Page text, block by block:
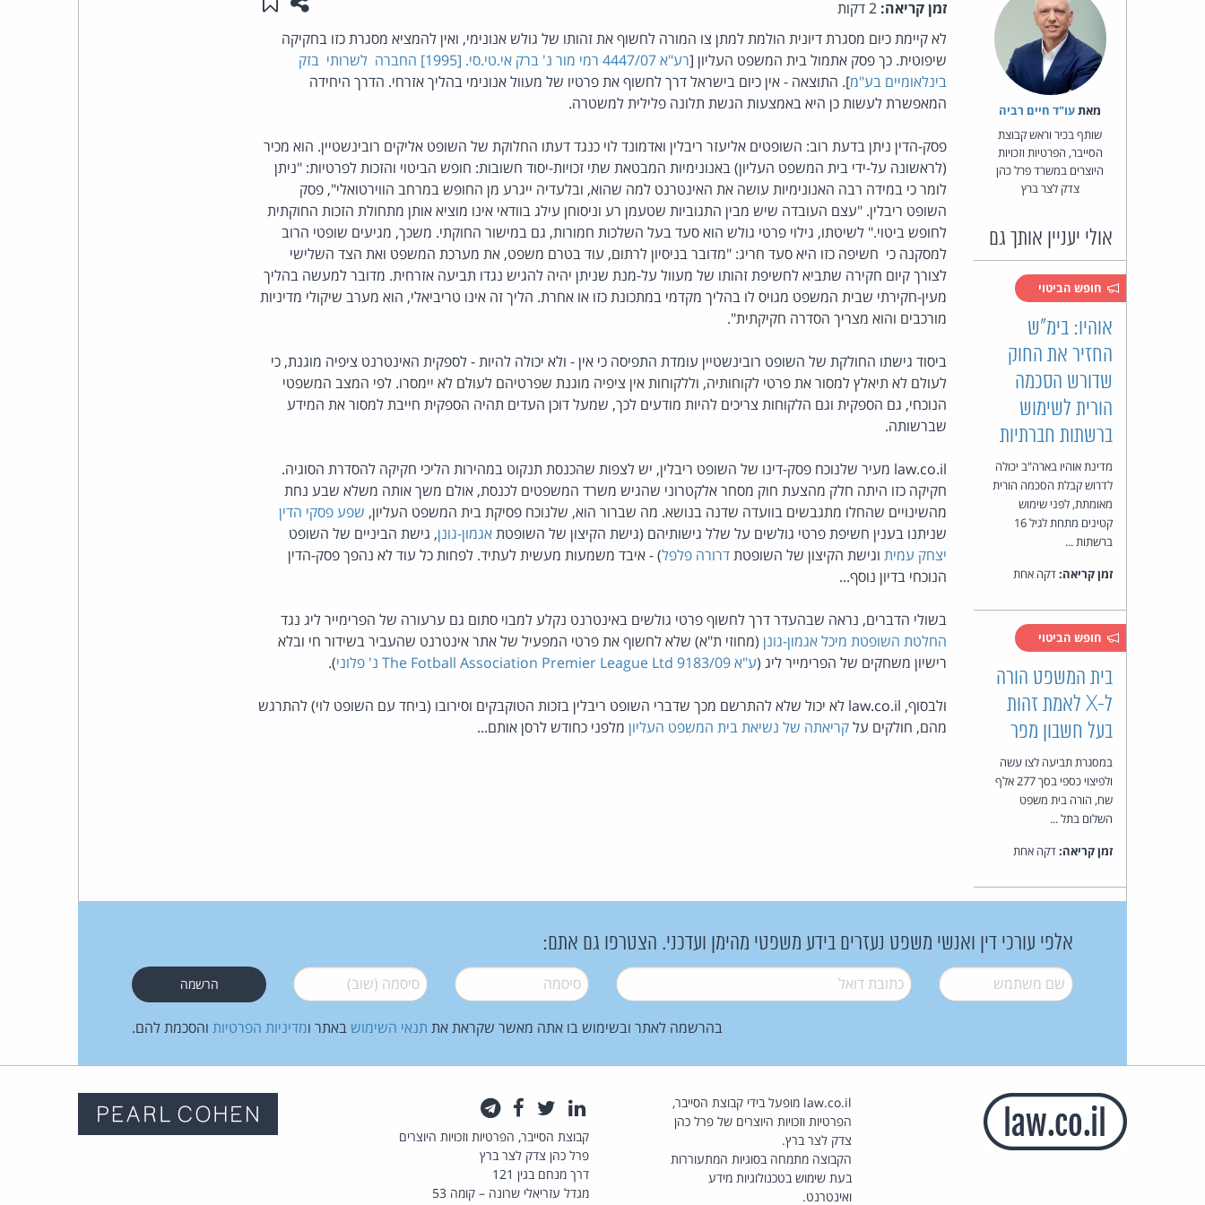
מאת‏עו"ד חיים רביה
שותף בכיר וראש קבוצת
הסייבר, הפרטיות וזכויות
היוצרים במשרד פרל כהן
צדק לצר ברץ
אולי יעניין אותך גם
חופש הביטוי
אוהיו: בימ"ש
החזיר את החוק
שדורש הסכמה
הורית לשימוש
ברשתות חברתיות
מדינת אוהיו בארה"ב יכולה
לדרוש קבלת הסכמה הורית
מאומתת, לפני שימוש
קטינים מתחת לגיל 16
ברשתות ...
זמן קריאה:דקה אחת
חופש הביטוי
בית המשפט הורה
ל-X לאמת זהות
בעל חשבון מפר
במסגרת תביעה לצו עשה
ולפיצוי כספי בסך 277 אלף
שח, הורה בית משפט
השלום בתל ...
זמן קריאה:דקה אחת
זמן קריאה:
לא קיימת כיום מסגרת דיונית הולמת למתן צו המורה לחשוף את זהותו של גולש אנונימי, ואין להמציא מסגרת כזו בחקיקה
שיפוטית. כך פסק אתמול בית המשפט העליון [
רע"א 4447/07 רמי מור נ' ברק אי.טי.סי. [1995] החברה לשרותי בזק
בינלאומיים בע"מ]. התוצאה - אין כיום בישראל דרך לחשוף את פרטיו של מעוול אנונימי בהליך אזרחי. הדרך היחידה
המאפשרת לעשות כן היא באמצעות הגשת תלונה פלילית למשטרה.
פסק-הדין ניתן בדעת רוב: השופטים אליעזר ריבלין ואדמונד לוי כנגד דעתו החלוקת של השופט אליקים רובינשטיין. הוא מכיר
(לראשונה על-ידי בית המשפט העליון) באנונימיות המבטאת שתי זכויות-יסוד חשובות: חופש הביטוי והזכות לפרטיות: "ניתן
לומר כי במידה רבה האנונימיות עושה את האינטרנט למה שהוא, ובלעדיה ייגרע מן החופש במרחב הווירטואלי", פסק
השופט ריבלין. "עצם העובדה שיש מבין התגוביות שטעמן רע וניסוחן עילג בוודאי אינו מוציא אותן מתחולת הזכות החוקתית
לחופש ביטוי." לשיטתו, גילוי פרטי גולש הוא סעד בעל השלכות חמורות, גם במישור החוקתי. משכך, מגיעים שופטי הרוב
למסקנה כי חשיפה כזו היא סעד חריג: "מדובר בניסיון לרתום, עוד בטרם משפט, את מערכת המשפט ואת הצד השלישי
לצורך קיום חקירה שתביא לחשיפת זהותו של מעוול על-מנת שניתן יהיה להגיש נגדו תביעה אזרחית. מדובר למעשה בהליך
מעין-חקירתי שבית המשפט מגויס לו בהליך מקדמי במתכונת כזו או אחרת. הליך זה אינו טריביאלי, הוא מערב שיקולי מדיניות
מורכבים והוא מצריך הסדרה חקיקתית".
ביסוד גישתו החולקת של השופט רובינשטיין עומדת התפיסה כי אין - ולא יכולה להיות - לספקית האינטרנט ציפיה מוגנת, כי
לעולם לא תיאלץ למסור את פרטי לקוחותיה, וללקוחות אין ציפיה מוגנת שפרטיהם לעולם לא יימסרו. לפי המצב המשפטי
הנוכחי, גם הספקית וגם הלקוחות צריכים להיות מודעים לכך, שמעל דוכן העדים תהיה הספקית חייבת למסור את המידע
שברשותה.
law.co.il מעיר שלנוכח פסק-דינו של השופט ריבלין, יש לצפות שהכנסת תנקוט במהירות הליכי חקיקה להסדרת הסוגיה.
חקיקה כזו היתה חלק מהצעת חוק מסחר אלקטרוני שהגיש משרד המשפטים לכנסת, אולם משך אותה משלא שבע נחת
מהשינויים שהחלו מתגבשים בוועדה שדנה בנושא. מה שברור הוא, שלנוכח פסיקת בית המשפט העליון, שפע פסקי הדין
שניתנו בענין חשיפת פרטי גולשים על שלל גישותיהם (גישת הקיצון של השופטתאגמון-גונן, גישת הביניים של השופט
יצחק עמיתוגישת הקיצון של השופטתדרורה פלפל) - איבד משמעות מעשית לעתיד. לפחות כל עוד לא נהפך פסק-הדין
הנוכחי בדיון נוסף...
בשולי הדברים, נראה שבהעדר דרך לחשוף פרטי גולשים באינטרנט נקלע למבוי סתום גם ערעורה של הפרימייר ליג נגד
החלטת השופטת מיכל אגמון-גונן(מחוזי ת"א) שלא לחשוף את פרטי המפעיל של אתר אינטרנט שהעביר בשידור חי ובלא
רישיון משחקים של הפרימייר ליג (ע"א 9183/09 The Fotball Association Premier League Ltd נ' פלוני ).
ולבסוף, law.co.il לא יכול שלא להתרשם מכך שדברי השופט ריבלין בזכות הטוקבקים וסירובו (ביחד עם השופט לוי) להתרגש
מהם, חולקים עלקריאתה של נשיאת בית המשפט העליוןמלפני כחודש לרסן אותם...
אלפי עורכי דין ואנשי משפט נעזרים בידע משפטי מהימן ועדכני. הצטרפו גם אתם:
שם משתמש* דואל* סיסמה* סיסמה (שוב)*
בהרשמה לאתר ובשימוש בו אתה מאשר שקראת את תנאי השימוש באתר ומדיניות הפרטיות והסכמת להם.
law.co.il מופעל בידי קבוצת הסייבר,
הפרטיות וזכויות היוצרים של פרל כהן
צדק לצר ברץ.
הקבוצה מתמחה בסוגיות המתעוררות
בעת שימוש בטכנולוגיות מידע
ואינטרנט.
לינקדאין
טוויטרפייסבוק
קבוצת הסייבר, הפרטיות וזכויות היוצרים
פרל כהן צדק לצר ברץ
דרך מנחם בגין 121
מגדל עזריאלי שרונה – קומה 53